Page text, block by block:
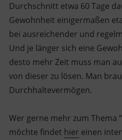
Durchschnitt etwa 60 Tage
Gewohnheit einigermaßen
bei ausreichender und
Und je länger sich eine
desto mehr Zeit muss man
von dieser zu lösen. Man
Durchhaltevermögen.
Wer gerne mehr zum Thema
möchte findet hier einen